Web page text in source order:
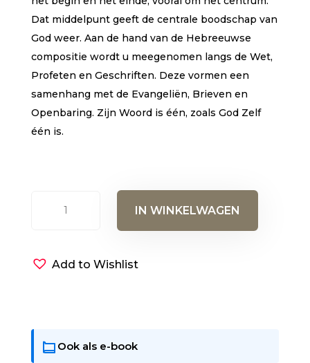
Dat middelpunt geeft de centrale boodschap van
God weer. Aan de hand van de Hebreeuwse
compositie wordt u meegenomen langs de Wet,
Profeten en Geschriften. Deze vormen een
samenhang met de Evangeliën, Brieven en
Openbaring. Zijn Woord is één, zoals God Zelf
één is.
woord
één!
aantal
IN WINKELWAGEN
Add to Wishlist
Ook als e-book